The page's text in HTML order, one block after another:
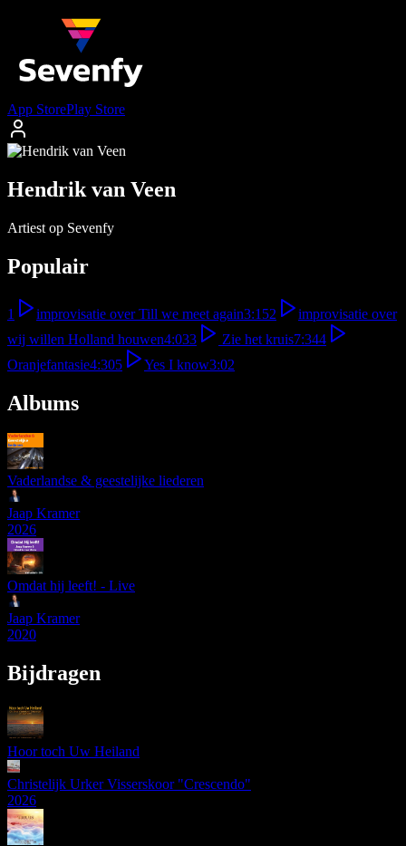
App StorePlay Store
Hendrik van Veen
Artiest op Sevenfy
Populair
1 improvisatie over Till we meet again3:152
improvisatie over
wij willen Holland houwen4:033 Zie het kruis7:344
Oranjefantasie4:305 Yes I know3:02
Albums
Vaderlandse & geestelijke liederen
Jaap Kramer
2026
Omdat hij leeft! - Live
Jaap Kramer
2020
Bijdragen
Hoor toch Uw Heiland
Christelijk Urker Visserskoor "Crescendo"
2026